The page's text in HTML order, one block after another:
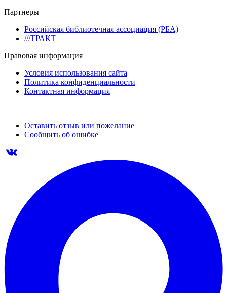
Партнеры
Российская библиотечная ассоциация (РБА)
///ТРАКТ
Правовая информация
Условия использования сайта
Политика конфиденциальности
Контактная информация
Оставить отзыв или пожелание
Сообщить об ошибке